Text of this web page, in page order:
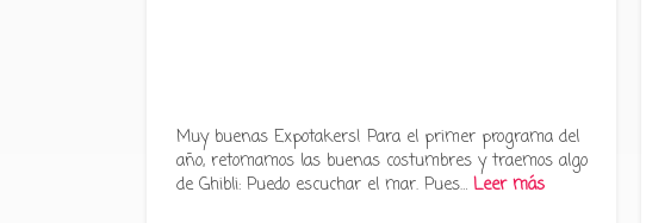
Muy buenas Expotakers! Para el primer programa del
año, retomamos las buenas costumbres y traemos algo
de Ghibli: Puedo escuchar el mar. Pues…Leer más